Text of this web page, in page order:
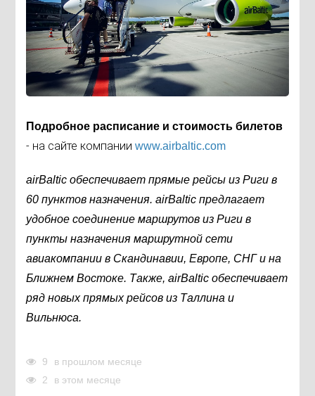
Подробное расписание и стоимость билетов
- на сайте компанииwww.airbaltic.com
airBaltiс обеспечивает прямые рейсы из Риги в
60 пунктов назначения.airBaltic предлагает
удобное соединение маршрутов из Риги в
пункты назначения маршрутной сети
авиакомпании в Скандинавии, Европе, СНГ и на
Ближнем Востоке. Также,airBaltiсобеспечивает
ряд новых прямых рейсов из Таллина и
Вильнюса.
9
в прошлом месяце
2
в этом месяце